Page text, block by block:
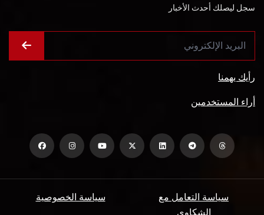
سجل ليصلك أحدث الأخبار
رأيك يهمنا
أراء المستخدمين
سياسة الخصوصية
سياسة التعامل مع
الشكاوي